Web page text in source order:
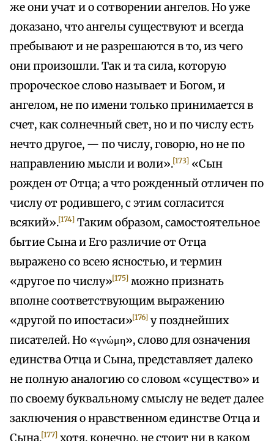
же они учат и о сотворении ангелов. Но уже
доказано, что ангелы существуют и всегда
пребывают и не разрешаются в то, из чего
они произошли. Так и та сила, которую
пророческое слово называет и Богом, и
ангелом, не по имени только принимается в
счет, как солнечный свет, но и по числу есть
нечто другое, — по числу, говорю, но не по
направлению мысли и воли».[173] «Сын
рожден от Отца; а что рожденный отличен по
числу от родившего, с этим согласится
всякий».[174] Таким образом, самостоятельное
бытие Сына и Его различие от Отца
выражено со всею ясностью, и термин
«другое по числу»[175] можно признать
вполне соответствующим выражению
«другой по ипостаси»[176] у позднейших
писателей. Но «γνώμη», слово для означения
единства Отца и Сына, представляет далеко
не полную аналогию со словом «существо» и
по своему буквальному смыслу не ведет далее
заключения о нравственном единстве Отца и
Сына,[177] хотя, конечно, не стоит ни в каком